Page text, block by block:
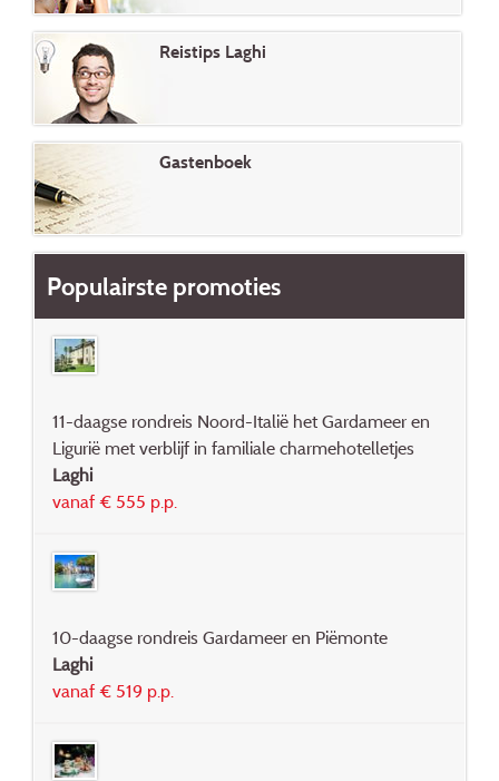
Reistips Laghi
Gastenboek
Populairste promoties
11-daagse rondreis Noord-Italië het Gardameer en
Ligurië met verblijf in familiale charmehotelletjes
Laghi
vanaf € 555 p.p.
10-daagse rondreis Gardameer en Piëmonte
Laghi
vanaf € 519 p.p.